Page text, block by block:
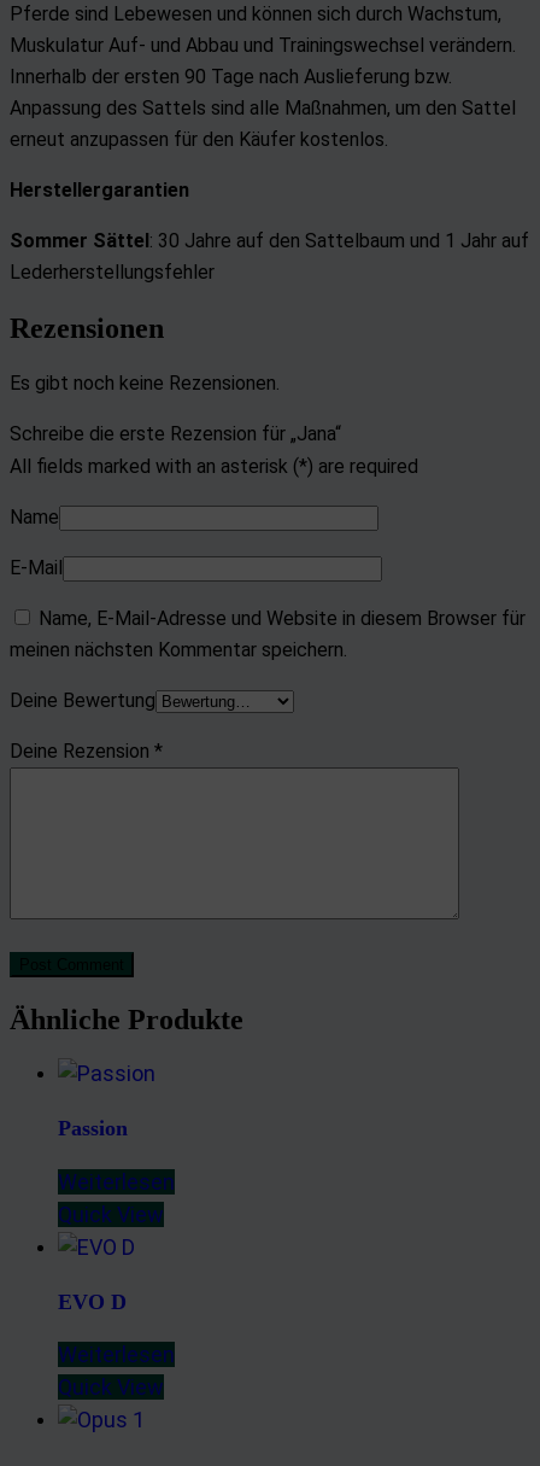
Pferde sind Lebewesen und können sich durch Wachstum,
Muskulatur Auf- und Abbau und Trainingswechsel verändern.
Innerhalb der ersten 90 Tage nach Auslieferung bzw.
Anpassung des Sattels sind alle Maßnahmen, um den Sattel
erneut anzupassen für den Käufer kostenlos.
Herstellergarantien
Sommer Sättel: 30 Jahre auf den Sattelbaum und 1 Jahr auf
Lederherstellungsfehler
Rezensionen
Es gibt noch keine Rezensionen.
Schreibe die erste Rezension für „Jana“
All fields marked with an asterisk (*) are required
Name
E-Mail
Name, E-Mail-Adresse und Website in diesem Browser für
meinen nächsten Kommentar speichern.
Deine Bewertung
Deine Rezension *
Ähnliche Produkte
Passion
Weiterlesen
Quick View
EVO D
Weiterlesen
Quick View